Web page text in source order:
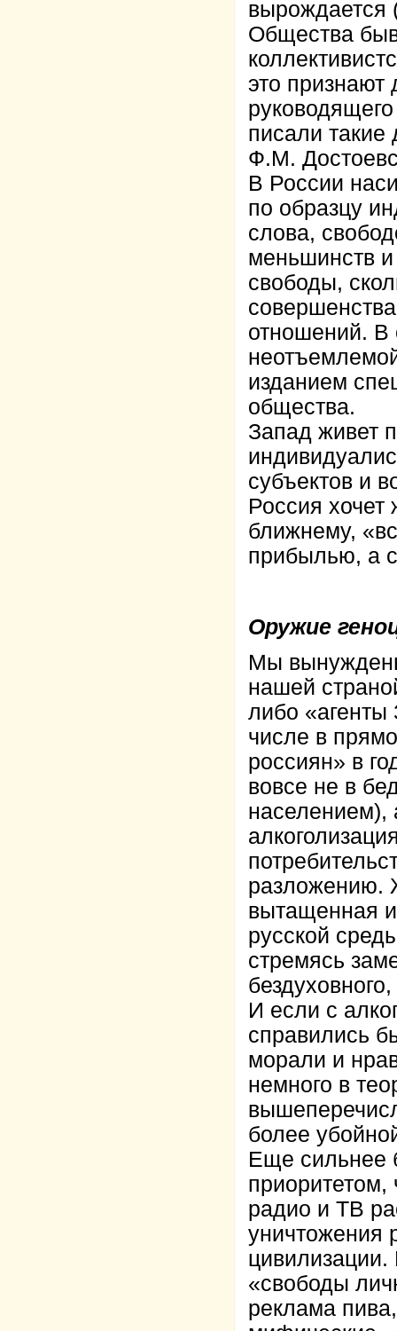
вырождается
Общества
это признают
писали такие
Ф.М.
В России
по образцу
слова,
меньшинств и
свободы,
отношений. В
изданием
общества.
Запад живет
субъектов и
Россия хочет
ближнему,
прибылью, а
Оружие
Мы
нашей
либо «агенты
числе в
россиян» в
вовсе не в
населением),
разложению.
вытащенная
русской
стремясь
И если с
справились
морали и
немного в
более
Еще сильнее
приоритетом,
радио и ТВ
уничтожения
«свободы
реклама